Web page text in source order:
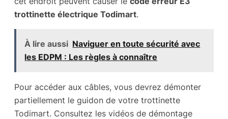
trottinette électrique Todimart.
À lire aussi Naviguer en toute sécurité avec
les EDPM : Les règles à connaître
Pour accéder aux câbles, vous devrez démonter
partiellement le guidon de votre trottinette
Todimart. Consultez les vidéos de démontage